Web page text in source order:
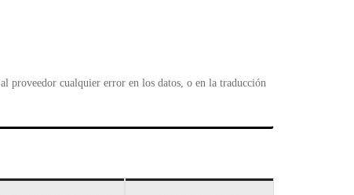
proveedor cualquier error en los datos, o en la traducción